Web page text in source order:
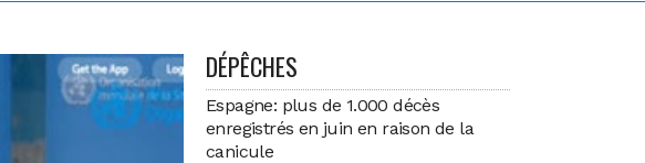
DÉPÊCHES
Espagne: plus de 1.000 décès
enregistrés en juin en raison de la
canicule